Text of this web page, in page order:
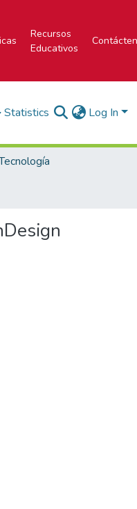
Recursos
Educativos
Statistics Log In